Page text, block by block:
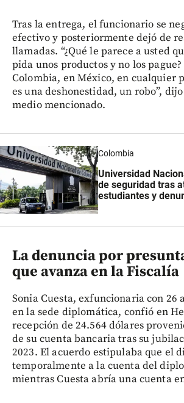
Tras la entrega, el funcionario se
efectivo y posteriormente dejó de
llamadas. “¿Qué le parece a usted
pida unos productos y no los pague?
Colombia, en México, en cualquier
es una deshonestidad, un robo”,
medio mencionado.
Colombia
Universidad
de seguridad tras
estudiantes y
La denuncia por
que avanza en la Fiscalía
Sonia Cuesta, exfuncionaria con 26
en la sede diplomática, confió en
recepción de 24.564 dólares
de su cuenta bancaria tras su
2023. El acuerdo estipulaba que el
temporalmente a la cuenta del
mientras Cuesta abría una cuenta